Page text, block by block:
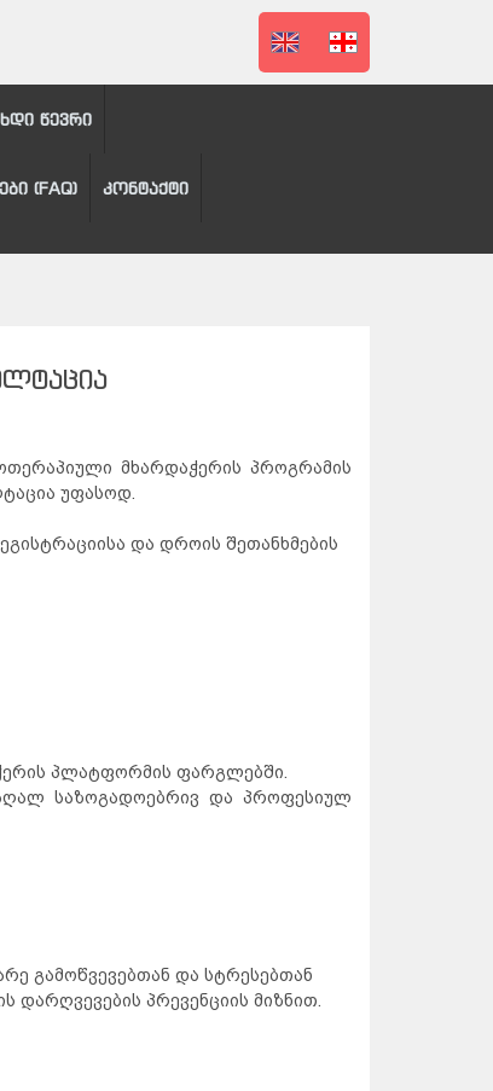
წევრი
(FAQ) კონტაქტი
მხარდაჭერის პროგრამის
უფასოდ.
და დროის შეთანხმების
პლატფორმის ფარგლებში.
საზოგადოებრივ და პროფესიულ
გამოწვევებთან და სტრესებთან
დარღვევების პრევენციის მიზნით.